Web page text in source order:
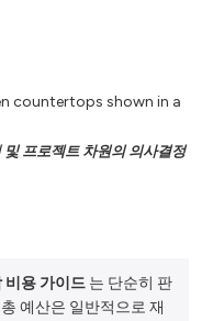
프로젝트 차원의 의사결정
비용 가이드 는 단순히 판
예산은 일반적으로 재